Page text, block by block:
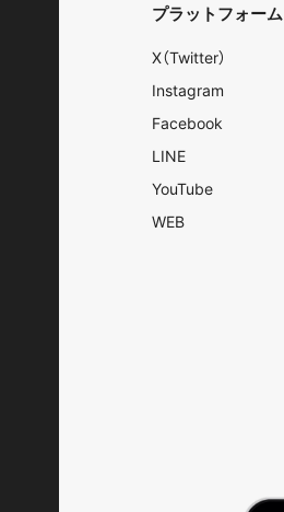
プラットフォーム
X（Twitter）
Instagram
Facebook
LINE
YouTube
WEB